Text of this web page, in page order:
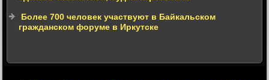
Более 700 человек участвуют в Байкальском
гражданском форуме в Иркутске